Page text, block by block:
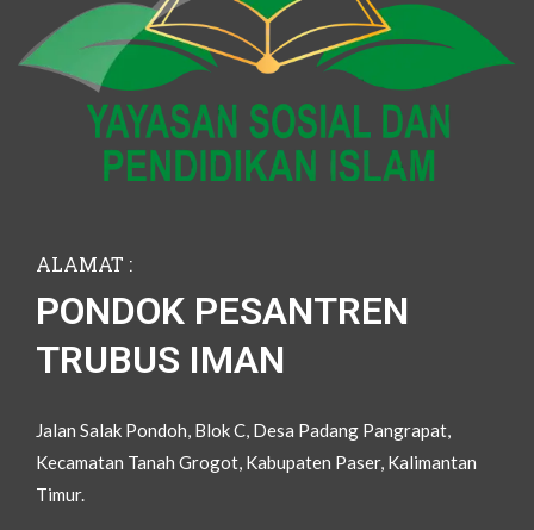
ALAMAT :
PONDOK PESANTREN
TRUBUS IMAN
Jalan Salak Pondoh, Blok C, Desa Padang Pangrapat,
Kecamatan Tanah Grogot, Kabupaten Paser, Kalimantan
Timur.